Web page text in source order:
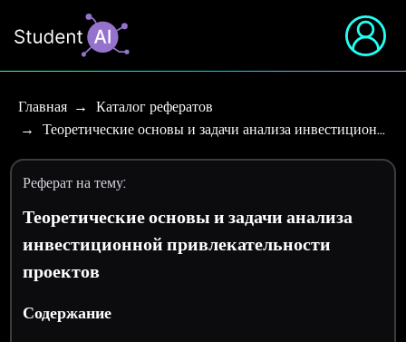
Главная
Каталог рефератов
Теоретические основы и задачи анализа инвестицион…
Реферат на тему:
Теоретические основы и задачи анализа
инвестиционной привлекательности
проектов
Содержание